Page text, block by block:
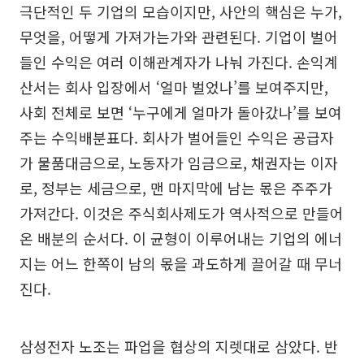
극단적인 두 기업의 모습이지만, 사안의 핵심은 누가,
무엇을, 어떻게 가져가는가와 관련된다. 기업이 벌어
들인 수익은 여러 이해관계자가 나눠 가진다. 손익계
산서는 회사 입장에서 ‘얼마 벌었나’를 보여주지만,
사회 전체로 보면 ‘누구에게 얼마가 돌아갔나’를 보여
주는 수익배분표다. 회사가 벌어들인 수익은 공급자
가 물품대금으로, 노동자가 임금으로, 채권자는 이자
로, 정부는 세금으로, 맨 마지막에 남는 몫은 주주가
가져간다. 이것은 주식회사제도가 역사적으로 만들어
온 배분의 순서다. 이 균형이 이루어내는 기업의 에너
지는 어느 한쪽이 남의 몫을 과도하게 끌어갈 때 무너
진다.
삼성전자 노조는 파업을 협상의 지렛대로 삼았다. 반